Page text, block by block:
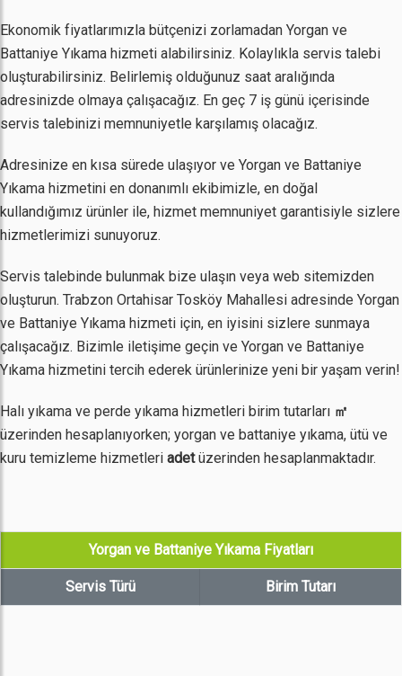
Ekonomik fiyatlarımızla bütçenizi zorlamadan Yorgan ve
Battaniye Yıkama hizmeti alabilirsiniz. Kolaylıkla servis talebi
oluşturabilirsiniz. Belirlemiş olduğunuz saat aralığında
adresinizde olmaya çalışacağız. En geç 7 iş günü içerisinde
servis talebinizi memnuniyetle karşılamış olacağız.
Adresinize en kısa sürede ulaşıyor ve Yorgan ve Battaniye
Yıkama hizmetini en donanımlı ekibimizle, en doğal
kullandığımız ürünler ile, hizmet memnuniyet garantisiyle sizlere
hizmetlerimizi sunuyoruz.
Servis talebinde bulunmak bize ulaşın veya web sitemizden
oluşturun. Trabzon Ortahisar Tosköy Mahallesi adresinde Yorgan
ve Battaniye Yıkama hizmeti için, en iyisini sizlere sunmaya
çalışacağız. Bizimle iletişime geçin ve Yorgan ve Battaniye
Yıkama hizmetini tercih ederek ürünlerinize yeni bir yaşam verin!
Halı yıkama ve perde yıkama hizmetleri birim tutarları ㎡
üzerinden hesaplanıyorken; yorgan ve battaniye yıkama, ütü ve
kuru temizleme hizmetleri adetüzerinden hesaplanmaktadır.
Yorgan ve Battaniye Yıkama Fiyatları
Servis Türü Birim Tutarı